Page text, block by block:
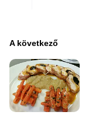
A következő